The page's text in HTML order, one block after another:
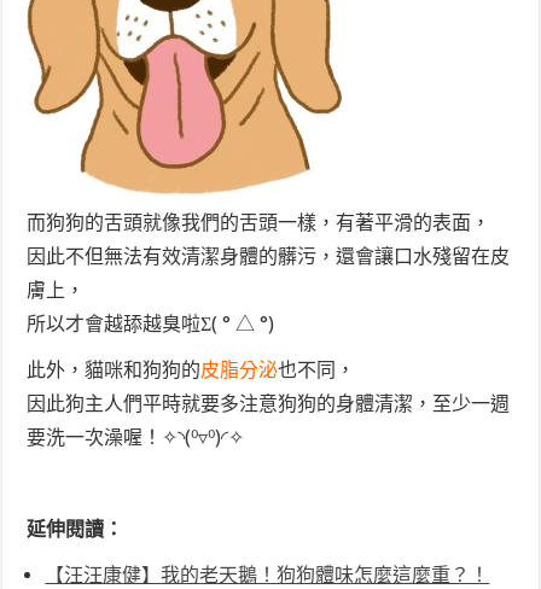
而狗狗的舌頭就像我們的舌頭一樣，有著平滑的表面，
因此不但無法有效清潔身體的髒污，還會讓口水殘留在皮
膚上，
所以才會越舔越臭啦Σ( ° △ °)
此外，貓咪和狗狗的皮脂分泌也不同，
因此狗主人們平時就要多注意狗狗的身體清潔，至少一週
要洗一次澡喔！✧◝(⁰▿⁰)◜✧
延伸閱讀：
【汪汪康健】我的老天鵝！狗狗體味怎麼這麼重？！